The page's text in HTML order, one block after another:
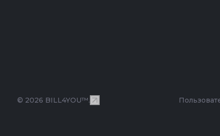
© 2026 BILL4YOU™.